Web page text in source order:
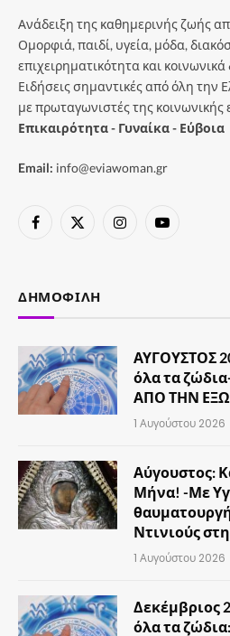
Ανάδειξη της καθημερινής ζωής
Ομορφιά, παιδί, υγεία, μόδα,
επιχειρηματικότητα και
Ειδήσεις σημαντικές από όλη την
με πρωταγωνιστές της κοινωνικής
Επικαιρότητα - Γυναίκα - Εύβοια
Email: info@eviawoman.gr
Facebook
X
InstagramYouTube
ΔΗΜΟΦΙΛΉ
ΑΥΓΟΥΣΤΟΣ
όλα τα
ΑΠΟ ΤΗΝ
1 Αυγούστου 2026
Αύγουστος:
Μήνα! -Με
Ντινιούς
1 Αυγούστου 2026
Δεκέμβριος
όλα τα